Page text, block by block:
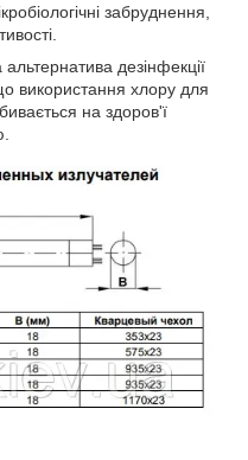
забруднення,
дезінфекції
використання хлору для
на здоров'ї